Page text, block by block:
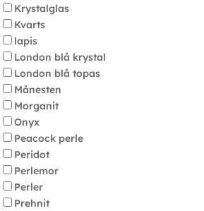
Krystalglas
Kvarts
lapis
London blå krystal
London blå topas
Månesten
Morganit
Onyx
Peacock perle
Peridot
Perlemor
Perler
Prehnit